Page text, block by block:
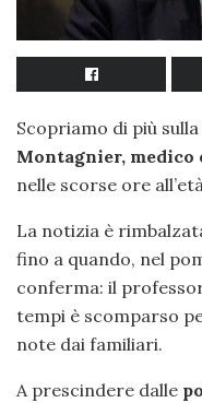
Scopriamo di più sulla
Montagnier, medico
nelle scorse ore
La notizia è
fino a quando, nel
conferma: il
tempi è scomparso
note dai familiari.
A prescindere dalle